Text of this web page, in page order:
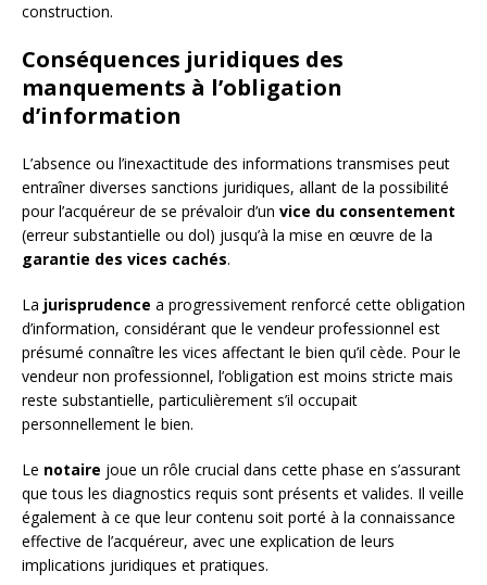
construction.
Conséquences juridiques des
manquements à l’obligation
d’information
L’absence ou l’inexactitude des informations transmises peut
entraîner diverses sanctions juridiques, allant de la possibilité
pour l’acquéreur de se prévaloir d’un vice du consentement
(erreur substantielle ou dol) jusqu’à la mise en œuvre de la
garantie des vices cachés.
La jurisprudence a progressivement renforcé cette obligation
d’information, considérant que le vendeur professionnel est
présumé connaître les vices affectant le bien qu’il cède. Pour le
vendeur non professionnel, l’obligation est moins stricte mais
reste substantielle, particulièrement s’il occupait
personnellement le bien.
Le notaire joue un rôle crucial dans cette phase en s’assurant
que tous les diagnostics requis sont présents et valides. Il veille
également à ce que leur contenu soit porté à la connaissance
effective de l’acquéreur, avec une explication de leurs
implications juridiques et pratiques.